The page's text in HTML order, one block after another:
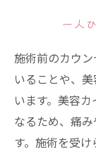
一人
施術前のカウ
いることや、
います。美容
なるため、痛
す。施術を受け